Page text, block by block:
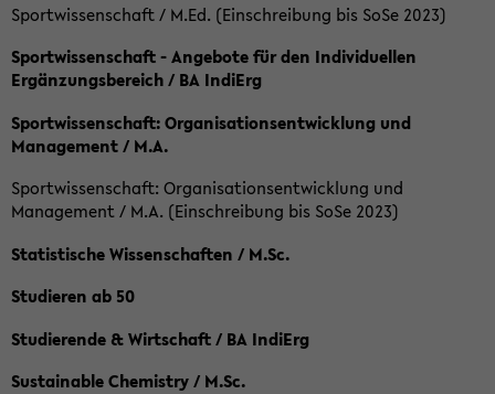
Sportwissenschaft / M.Ed. (Einschreibung bis SoSe 2023)
Sportwissenschaft - Angebote für den Individuellen
Ergänzungsbereich / BA IndiErg
Sportwissenschaft: Organisationsentwicklung und
Management / M.A.
Sportwissenschaft: Organisationsentwicklung und
Management / M.A. (Einschreibung bis SoSe 2023)
Statistische Wissenschaften / M.Sc.
Studieren ab 50
Studierende & Wirtschaft / BA IndiErg
Sustainable Chemistry / M.Sc.